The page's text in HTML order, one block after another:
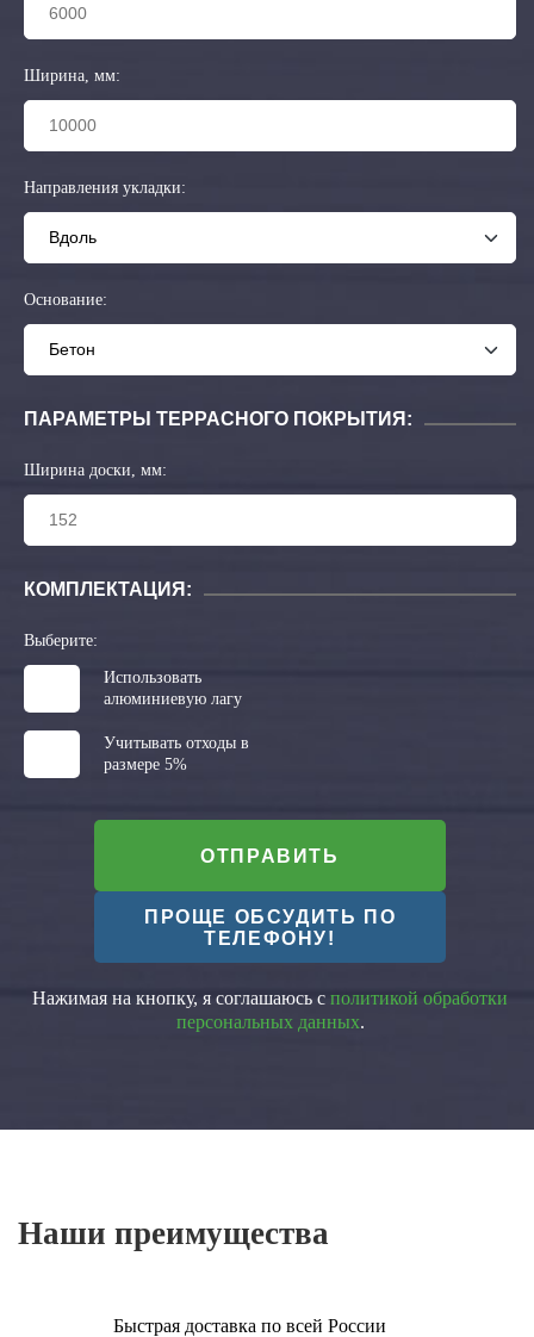
Ширина, мм:
Направления укладки:
Основание:
ПАРАМЕТРЫ ТЕРРАСНОГО ПОКРЫТИЯ:
Ширина доски, мм:
КОМПЛЕКТАЦИЯ:
Выберите:
Использовать
алюминиевую лагу
Учитывать отходы в
размере 5%
ОТПРАВИТЬ
ПРОЩЕ ОБСУДИТЬ ПО
ТЕЛЕФОНУ!
Нажимая на кнопку, я соглашаюсь с политикой обработки
персональных данных.
Наши преимущества
Быстрая доставка по всей России